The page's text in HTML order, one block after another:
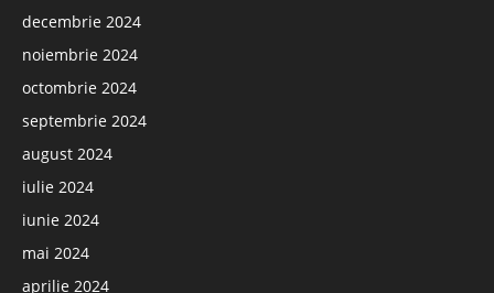
decembrie 2024
noiembrie 2024
octombrie 2024
septembrie 2024
august 2024
iulie 2024
iunie 2024
mai 2024
aprilie 2024